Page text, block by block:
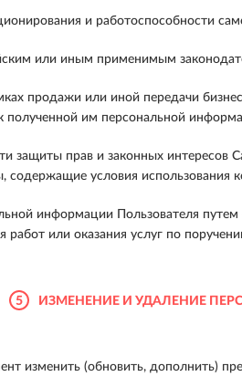
и работоспособности
или иным применимым
продажи или иной передачи
полученной им персональной
защиты прав и законных интересов
условия использования
информации Пользователя
работ или оказания услуг по
5 ИЗМЕНЕНИЕ И УДАЛЕНИЕ
изменить (обновить, дополнить)